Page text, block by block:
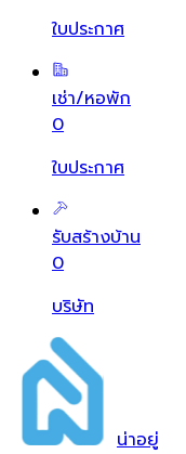
ใบประกาศ
เช่า/หอพัก
0
ใบประกาศ
รับสร้างบ้าน
0
บริษัท
น่าอยู่